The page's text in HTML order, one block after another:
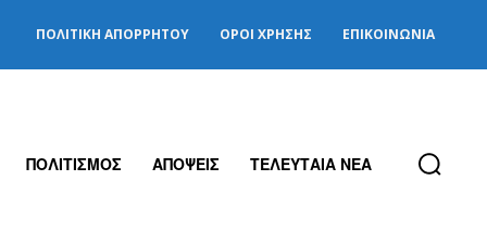
ΠΟΛΙΤΙΚΉ ΑΠΟΡΡΉΤΟΥ ΌΡΟΙ ΧΡΉΣΗΣ ΕΠΙΚΟΙΝΩΝΊΑ
ΠΟΛΙΤΙΣΜΟΣ ΑΠΟΨΕΙΣ ΤΕΛΕΥΤΑΙΑ ΝΕΑ